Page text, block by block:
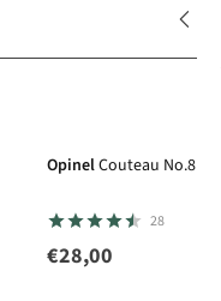
OpinelCouteau No.8
28
€28,00